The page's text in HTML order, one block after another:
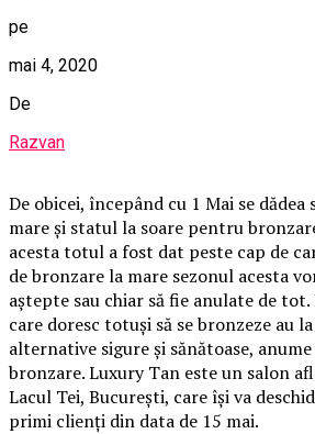
pe
mai 4, 2020
De
Razvan
De obicei, începând cu 1 Mai se
mare şi statul la soare pentru
acesta totul a fost dat peste cap de
de bronzare la mare sezonul acesta
aştepte sau chiar să fie anulate de
care doresc totuşi să se bronzeze au
alternative sigure şi sănătoase,
bronzare. Luxury Tan este un salon
Lacul Tei, Bucureşti, care îşi va
primi clienţi din data de 15 mai.